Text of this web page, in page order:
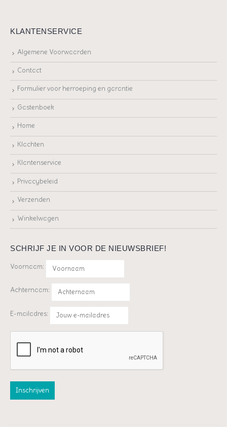
KLANTENSERVICE
Algemene Voorwaarden
Contact
Formulier voor herroeping en garantie
Gastenboek
Home
Klachten
Klantenservice
Privacybeleid
Verzenden
Winkelwagen
SCHRIJF JE IN VOOR DE NIEUWSBRIEF!
Voornaam:
Achternaam:
E-mailadres: